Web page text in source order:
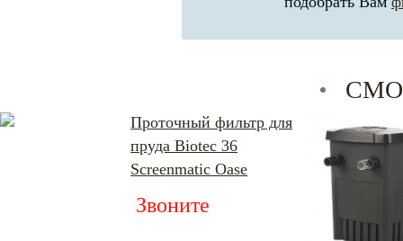
Проточный фильтр для
пруда Biotec 36
Screenmatic Oase
Звоните